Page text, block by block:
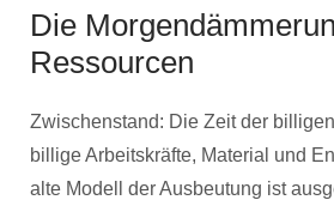
Die
Ressourcen
Zwischenstand: Die Zeit der
billige Arbeitskräfte, Material und
alte Modell der Ausbeutung ist